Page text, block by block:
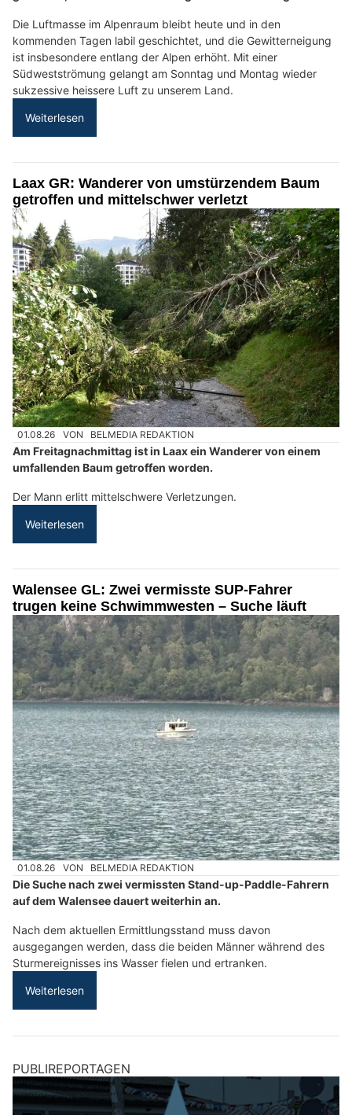
Die Luftmasse im Alpenraum bleibt heute und in den
kommenden Tagen labil geschichtet, und die Gewitterneigung
ist insbesondere entlang der Alpen erhöht. Mit einer
Südwestströmung gelangt am Sonntag und Montag wieder
sukzessive heissere Luft zu unserem Land.
Weiterlesen
Laax GR: Wanderer von umstürzendem Baum
getroffen und mittelschwer verletzt
01.08.26 VON BELMEDIA REDAKTION
Am Freitagnachmittag ist in Laax ein Wanderer von einem
umfallenden Baum getroffen worden.
Der Mann erlitt mittelschwere Verletzungen.
Weiterlesen
Walensee GL: Zwei vermisste SUP-Fahrer
trugen keine Schwimmwesten – Suche läuft
01.08.26 VON BELMEDIA REDAKTION
Die Suche nach zwei vermissten Stand-up-Paddle-Fahrern
auf dem Walensee dauert weiterhin an.
Nach dem aktuellen Ermittlungsstand muss davon
ausgegangen werden, dass die beiden Männer während des
Sturmereignisses ins Wasser fielen und ertranken.
Weiterlesen
PUBLIREPORTAGEN